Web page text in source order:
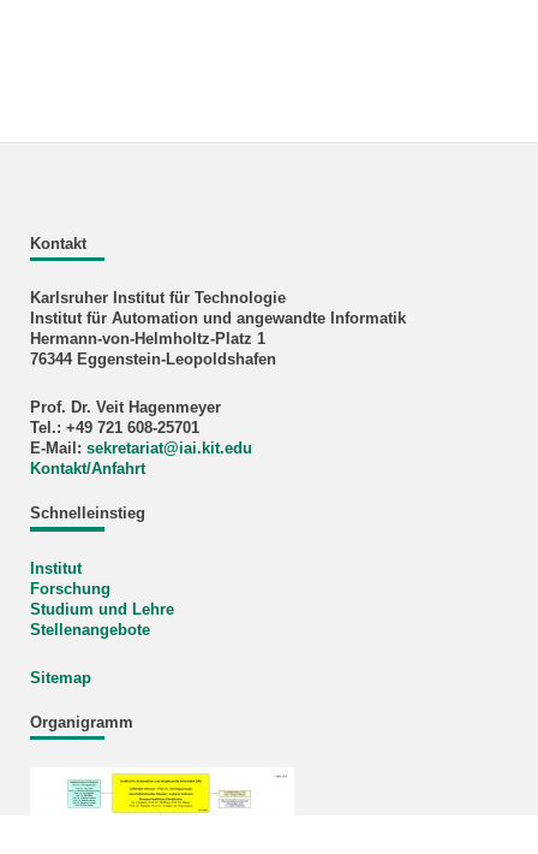
Kontakt
Karlsruher Institut für Technologie
Institut für Automation und angewandte Informatik
Hermann-von-Helmholtz-Platz 1
76344 Eggenstein-Leopoldshafen
Prof. Dr. Veit Hagenmeyer
Tel.: +49 721 608-25701
E-Mail: sekretariat@iai.kit.edu
Kontakt/Anfahrt
Schnelleinstieg
Institut
Forschung
Studium und Lehre
Stellenangebote
Sitemap
Organigramm